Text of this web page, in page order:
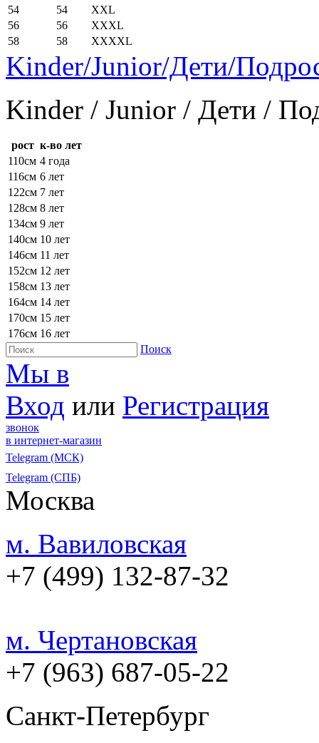
54
54
XXL
56
56
XXXL
58
58 XXXXL
Kinder/Junior/Дети/
Kinder / Junior / Дети /
рост к-во лет
110см 4 года
116см 6 лет
122см 7 лет
128см 8 лет
134см 9 лет
140см 10 лет
146см 11 лет
152см 12 лет
158см 13 лет
164см 14 лет
170см 15 лет
176см 16 лет
Поиск
Мы в
Вход или Регистрация
звонок
в интернет-магазин
Telegram (МСК)
Telegram (СПБ)
Москва
м. Вавиловская
+7 (499) 132-87-32
м. Чертановская
+7 (963) 687-05-22
Санкт-Петербург